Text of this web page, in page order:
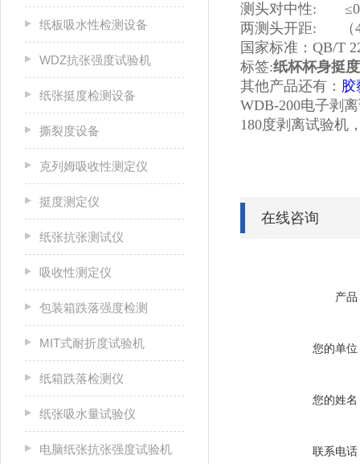
纸板吸水性检测设备
WDZ抗张强度试验机
纸张挺度检测设备
撕裂度设备
克列姆吸收性测定仪
挺度测定仪
纸张抗张测试仪
吸收性测定仪
包装箱跌落强度检测
MIT式耐折度试验机
纸箱跌落检测仪
纸张吸水量试验仪
电脑纸张抗张强度试验机
测头对中性:
两测头开距: （
国家标准：QB/T
标签:纸杯杯身挺
其他产品还有： 胶
WDB-200电子剥
180度剥离试验机
在线咨询
产品
您的单位
您的姓名
联系电话